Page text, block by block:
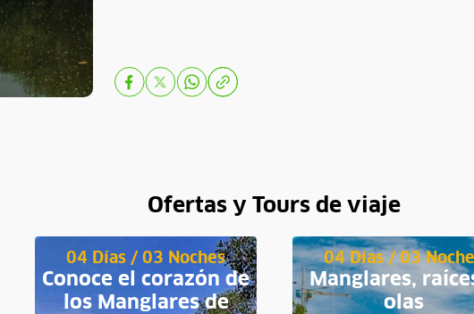
Ofertas y Tours de viaje
04 Días / 03 Noches
Conoce el corazón de
los Manglares de
04 Días / 03
Manglares,
olas